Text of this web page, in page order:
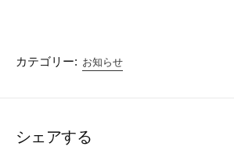
カテゴリー: お知らせ
シェアする